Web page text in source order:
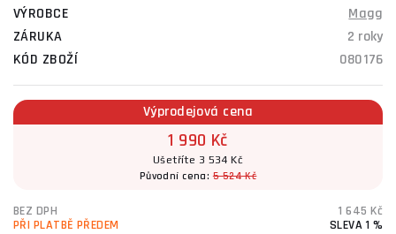
VÝROBCE
Magg
ZÁRUKA
2 roky
KÓD ZBOŽÍ
080176
Výprodejová cena
1 990 Kč
Ušetříte 3 534 Kč
Původní cena:5 524 Kč
BEZ DPH
1 645 Kč
PŘI PLATBĚ PŘEDEM
SLEVA 1 %